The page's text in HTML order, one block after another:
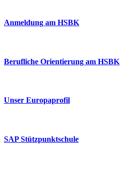
Anmeldung am HSBK
Berufliche Orientierung am HSBK
Unser Europaprofil
SAP Stützpunktschule